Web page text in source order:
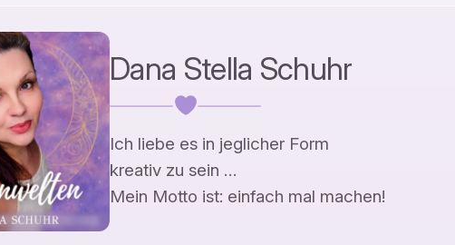
Dana Stella Schuhr
Ich liebe es in jeglicher Form
kreativ zu sein …
Mein Motto ist: einfach mal machen!